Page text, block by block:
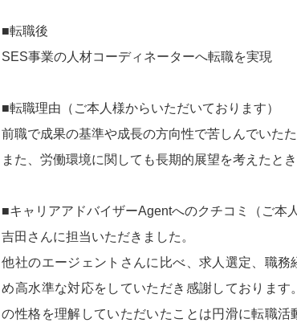
■転職後
SES事業の人材コーディネーターへ転職を実現
■転職理由（ご本人様からいただいております）
前職で成果の基準や成長の方向性で苦しんでいたた
また、労働環境に関しても長期的展望を考えたと
■キャリアアドバイザーAgentへのクチコミ（ご本
吉田さんに担当いただきました。
他社のエージェントさんに比べ、求人選定、職
め高水準な対応をしていただき感謝しておりま
の性格を理解していただいたことは円滑に転職